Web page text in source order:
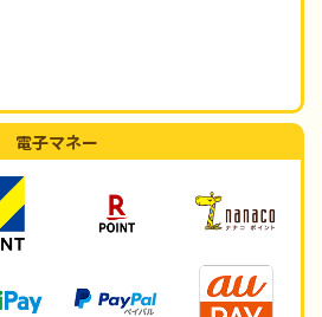
電子マネー